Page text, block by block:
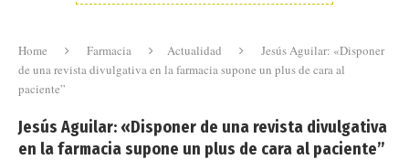
Home Farmacia Actualidad
Jesús Aguilar: «Disponer
de una revista divulgativa en la farmacia supone un plus de cara al
paciente”
Jesús Aguilar: «Disponer de una revista divulgativa
en la farmacia supone un plus de cara al paciente”